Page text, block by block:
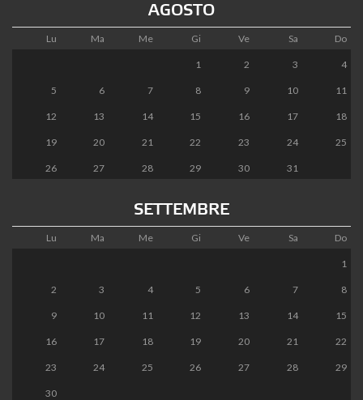
AGOSTO
Lu Ma Me Gi Ve Sa Do
1 2 3 4
5 6 7 8 9 10 11
12 13 14 15 16 17 18
19 20 21 22 23 24 25
26 27 28 29 30 31
SETTEMBRE
Lu Ma Me Gi Ve Sa Do
1
2 3 4 5 6 7 8
9 10 11 12 13 14 15
16 17 18 19 20 21 22
23 24 25 26 27 28 29
30